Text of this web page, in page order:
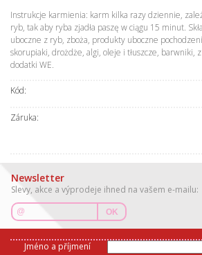
Instrukcje karmienia: karm kilka razy dziennie,
ryb, tak aby ryba zjadła paszę w ciągu 15 minut.
uboczne z ryb, zboża, produkty uboczne
skorupiaki, drożdże, algi, oleje i tłuszcze, barwniki,
dodatki WE.
Kód:
Záruka:
Newsletter
Slevy, akce a výprodeje ihned na vašem e-mailu:
OK
Jméno a příjmení